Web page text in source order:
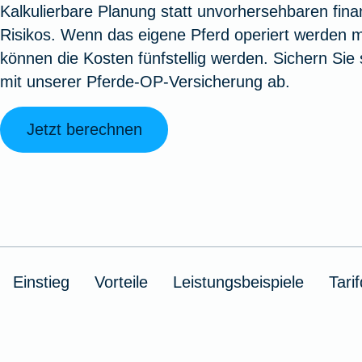
Oldtimerversicherung
Zur Produktübersicht
Jagd-
Augenzusatzversicherung
Zur Produktübersicht
Zur
Vermögensschadenversicherung
Zur Produktübersicht
Filmversicherung
Zur Serviceübersicht
Kalkulierbare Planung statt unvorhersehbaren
Risikos. Wenn das eigene Pferd operiert werden
können die Kosten fünfstellig werden. Sichern Sie
mit unserer Pferde-OP-Versicherung ab.
Jetzt berechnen
Einstieg Vorteile Leistungsbeispiele